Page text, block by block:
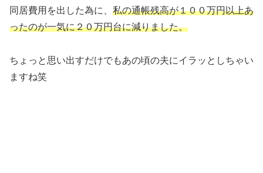
同居費用を出した為に、 私の通帳残高が１００万円以上あ
ったのが一気に２０万円台に減りました。
ちょっと思い出すだけでもあの頃の夫にイラッとしちゃい
ますね笑